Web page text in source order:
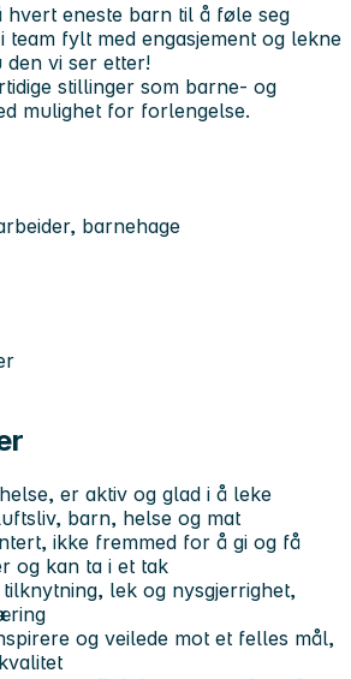
eneste barn til å føle seg
fylt med engasjement og lekne
den vi ser etter!
stillinger som barne- og
mulighet for forlengelse.
barnehage
er aktiv og glad i å leke
barn, helse og mat
ikke fremmed for å gi og få
og kan ta i et tak
lek og nysgjerrighet,
og veilede mot et felles mål,